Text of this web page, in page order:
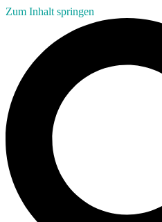
Zum Inhalt springen